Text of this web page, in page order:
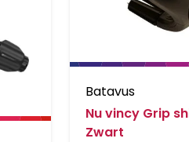
Batavus
Nu vincy Grip
Zwart